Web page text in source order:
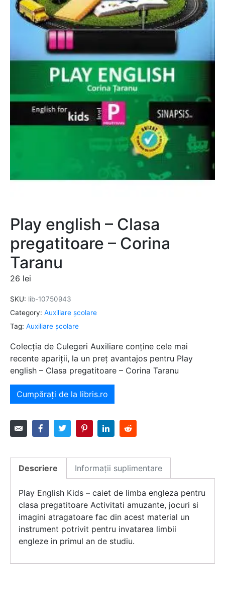
Play english – Clasa
pregatitoare – Corina
Taranu
26 lei
SKU: lib-10750943
Category: Auxiliare şcolare
Tag: Auxiliare şcolare
Colecția de Culegeri Auxiliare conține cele mai
recente apariții, la un preț avantajos pentru Play
english – Clasa pregatitoare – Corina Taranu
Cumpărați de la libris.ro
Descriere Informații suplimentare
Play English Kids – caiet de limba engleza pentru
clasa pregatitoare Activitati amuzante, jocuri si
imagini atragatoare fac din acest material un
instrument potrivit pentru invatarea limbii
engleze in primul an de studiu.